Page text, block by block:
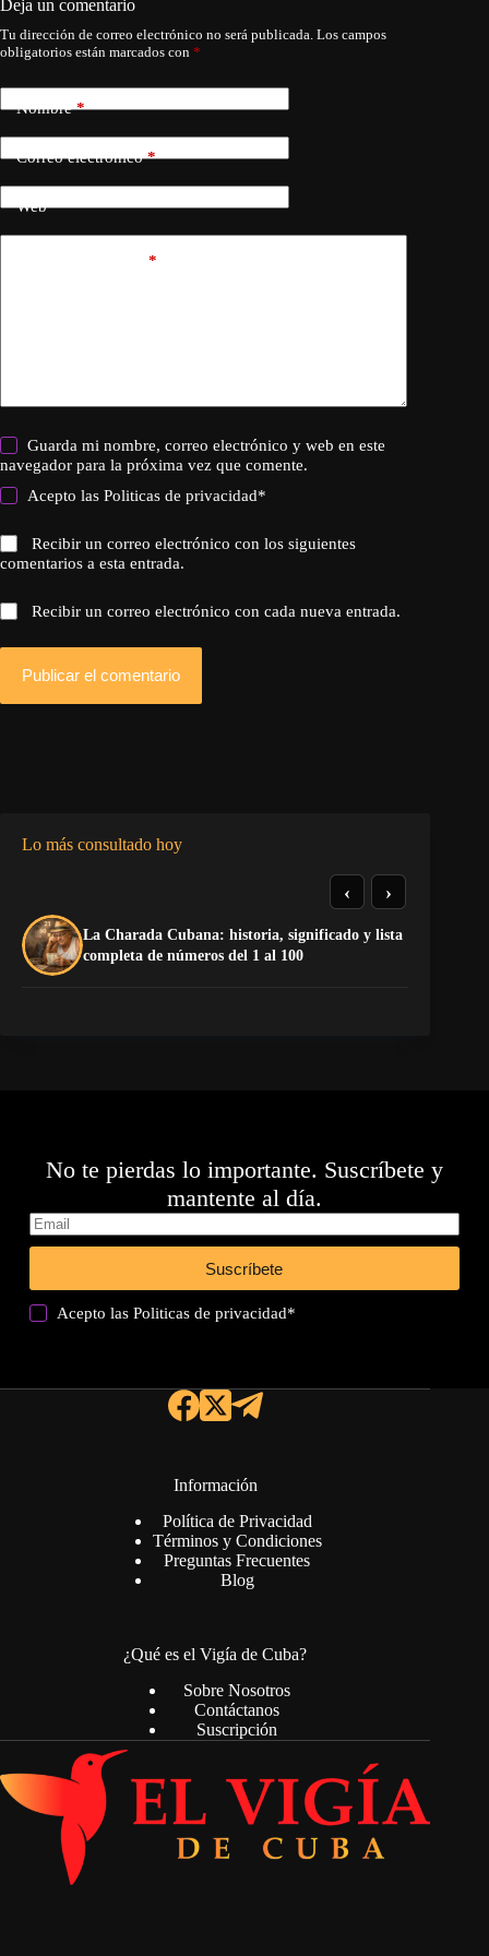
Deja un comentario
Tu dirección de correo electrónico no será publicada. Los campos
obligatorios están marcados con *
Nombre*
Correo electrónico*
Web
*
Guarda mi nombre, correo electrónico y web en este
navegador para la próxima vez que comente.
Acepto lasPoliticas de privacidad*
Recibir un correo electrónico con los siguientes
comentarios a esta entrada.
Recibir un correo electrónico con cada nueva entrada.
Publicar el comentario
Lo más consultado hoy
La Charada Cubana: historia, significado y lista
completa de números del 1 al 100
‹ ›
No te pierdas lo importante. Suscríbete y
mantente al día.
Suscríbete
Acepto lasPoliticas de privacidad*
Información
Política de Privacidad
Términos y Condiciones
Preguntas Frecuentes
Blog
¿Qué es el Vigía de Cuba?
Sobre Nosotros
Contáctanos
Suscripción